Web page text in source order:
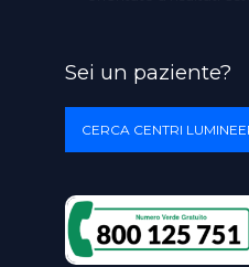
Sei un paziente?
CERCA CENTRI